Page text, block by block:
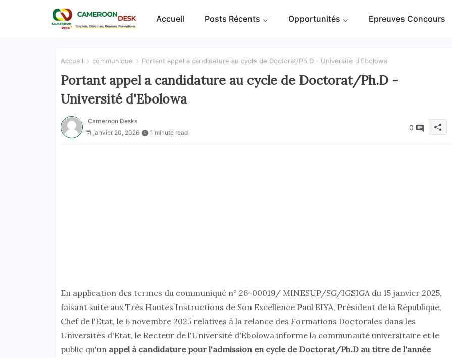
Accueil Posts Récents Opportunités Epreuves Concours
Accueil communique Portant appel a candidature au cycle de Doctorat/Ph.D - Université d'Ebolowa
Portant appel a candidature au cycle de Doctorat/Ph.D -
Université d'Ebolowa
Cameroon Desks
janvier 20, 2026
1 minute read
0
En application des termes du communiqué n° 26-00019/ MINESUP/SG/IGSIGA du 15 janvier 2025,
faisant suite aux Très Hautes Instructions de Son Excellence Paul BIYA, Président de la République,
Chef de l'Etat, le 6 novembre 2025 relatives à la relance des Formations Doctorales dans les
Universités d'Etat, le Recteur de l'Université d'Ebolowa informe la communauté universitaire et le
public qu'un appel à candidature pour l'admission en cycle de Doctorat/Ph.D au titre de l'année